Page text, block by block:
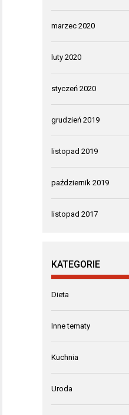
marzec 2020
luty 2020
styczeń 2020
grudzień 2019
listopad 2019
październik 2019
listopad 2017
KATEGORIE
Dieta
Inne tematy
Kuchnia
Uroda